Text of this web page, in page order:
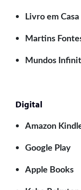
Livro em Casa
Martins
Mundos
Digital
Amazon
Google Play
Apple Books